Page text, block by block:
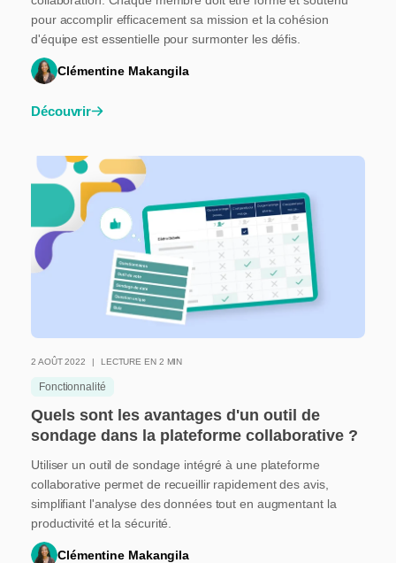
pour accomplir efficacement sa mission et la cohésion
d'équipe est essentielle pour surmonter les défis.
Clémentine Makangila
Découvrir
2 AOÛT 2022 LECTURE EN 2 MIN
Fonctionnalité
Quels sont les avantages d'un outil de
sondage dans la plateforme collaborative ?
Utiliser un outil de sondage intégré à une plateforme
collaborative permet de recueillir rapidement des avis,
simplifiant l'analyse des données tout en augmentant la
productivité et la sécurité.
Clémentine Makangila